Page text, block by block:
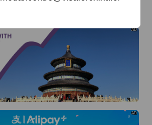
AD
AD
我已知晓
前往查看